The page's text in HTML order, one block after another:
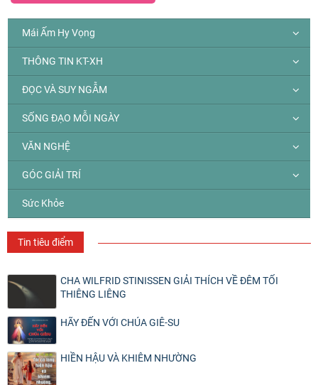
Mái Ấm Hy Vọng
THÔNG TIN KT-XH
ĐỌC VÀ SUY NGẪM
SỐNG ĐẠO MỖI NGÀY
VĂN NGHỆ
GÓC GIẢI TRÍ
Sức Khỏe
Tin tiêu điểm
CHA WILFRID STINISSEN GIẢI THÍCH VỀ ĐÊM TỐI
THIÊNG LIÊNG
HÃY ĐẾN VỚI CHÚA GIÊ-SU
HIỀN HẬU VÀ KHIÊM NHƯỜNG